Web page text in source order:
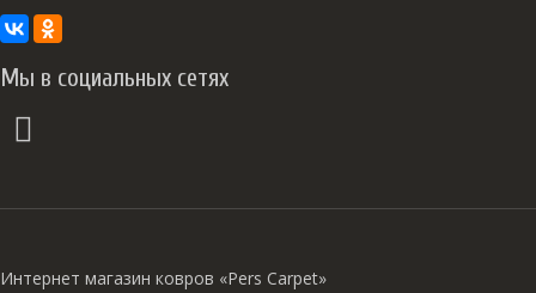
Мы в социальных сетях
Интернет магазин ковров «Pers Carpet»